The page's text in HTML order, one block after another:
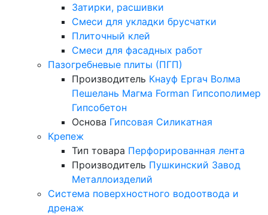
Затирки, расшивки
Смеси для укладки брусчатки
Плиточный клей
Смеси для фасадных работ
Пазогребневые плиты (ПГП)
Производитель Кнауф Ергач Волма
Пешелань Магма Forman Гипсополимер
Гипсобетон
Основа Гипсовая Силикатная
Крепеж
Тип товара Перфорированная лента
Производитель Пушкинский Завод
Металлоизделий
Система поверхностного водоотвода и
дренаж